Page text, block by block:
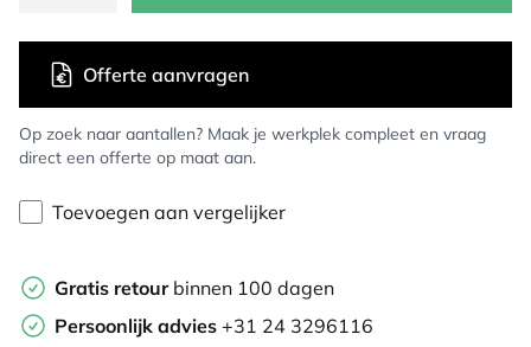
Op zoek naar aantallen? Maak je werkplek compleet en vraag
direct een offerte op maat aan.
Offerte aanvragen
Toevoegen aan vergelijker
Gratis retourbinnen 100 dagen
Persoonlijk advies +31 24 3296116